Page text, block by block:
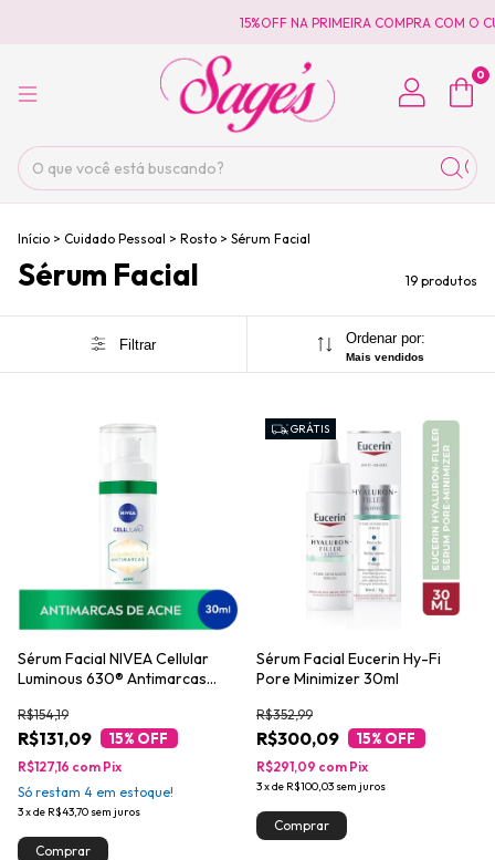
15%OFF NA PRIMEIRA COMPRA COM O
0
Início > Cuidado Pessoal > Rosto > Sérum Facial
Sérum Facial 19 produtos
Filtrar Ordenar por:
Mais vendidos
Sérum Facial NIVEA Cellular
Luminous 630® Antimarcas
R$131,09
R$154,19
15% OFF
3xde R$43,70 sem juros
R$127,16 com Pix
Só restam 4 em estoque!
GRÁTIS
Sérum Facial Eucerin Hy-Fi
Pore Minimizer 30ml
R$300,09
R$352,99
15% OFF
3xde R$100,03 sem juros
R$291,09 com Pix